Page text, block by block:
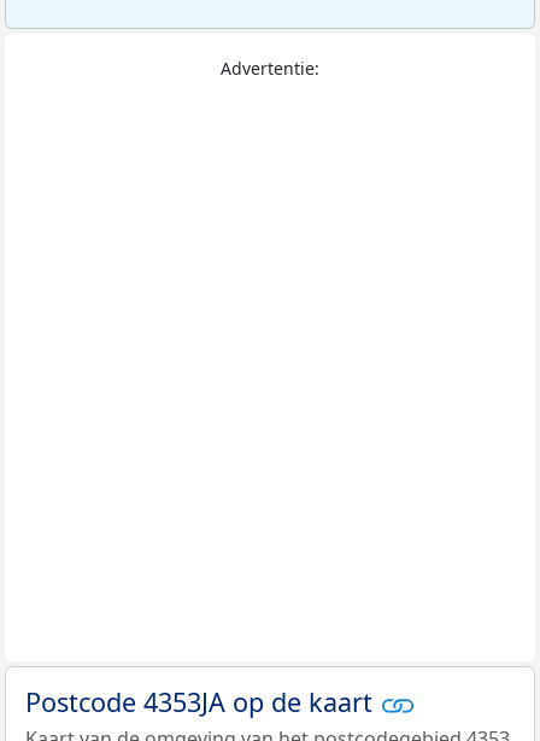
Advertentie:
Postcode 4353JA op de kaart